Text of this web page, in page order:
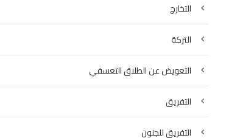
التخارج
التركة
التعويض عن الطلاق التعسفي
التفريق
التفريق للجنون